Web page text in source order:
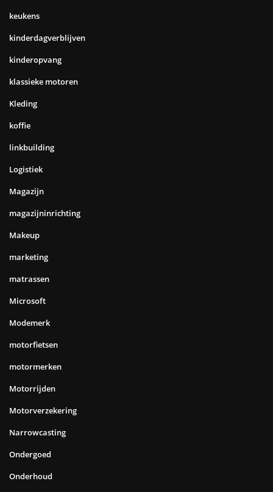
keukens
kinderdagverblijven
kinderopvang
klassieke motoren
Kleding
koffie
linkbuilding
Logistiek
Magazijn
magazijninrichting
Makeup
marketing
matrassen
Microsoft
Modemerk
motorfietsen
motormerken
Motorrijden
Motorverzekering
Narrowcasting
Ondergoed
Onderhoud